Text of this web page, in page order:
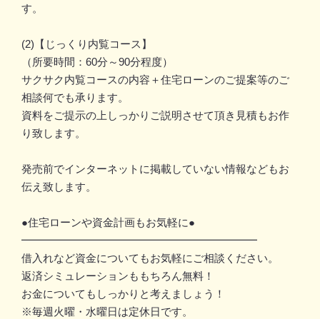
す。
(2)【じっくり内覧コース】
（所要時間：60分～90分程度）
サクサク内覧コースの内容＋住宅ローンのご提案等のご
相談何でも承ります。
資料をご提示の上しっかりご説明させて頂き見積もお作
り致します。
発売前でインターネットに掲載していない情報などもお
伝え致します。
●住宅ローンや資金計画もお気軽に●
━━━━━━━━━━━━━━━━━━━━━━
借入れなど資金についてもお気軽にご相談ください。
返済シミュレーションももちろん無料！
お金についてもしっかりと考えましょう！
※毎週火曜・水曜日は定休日です。